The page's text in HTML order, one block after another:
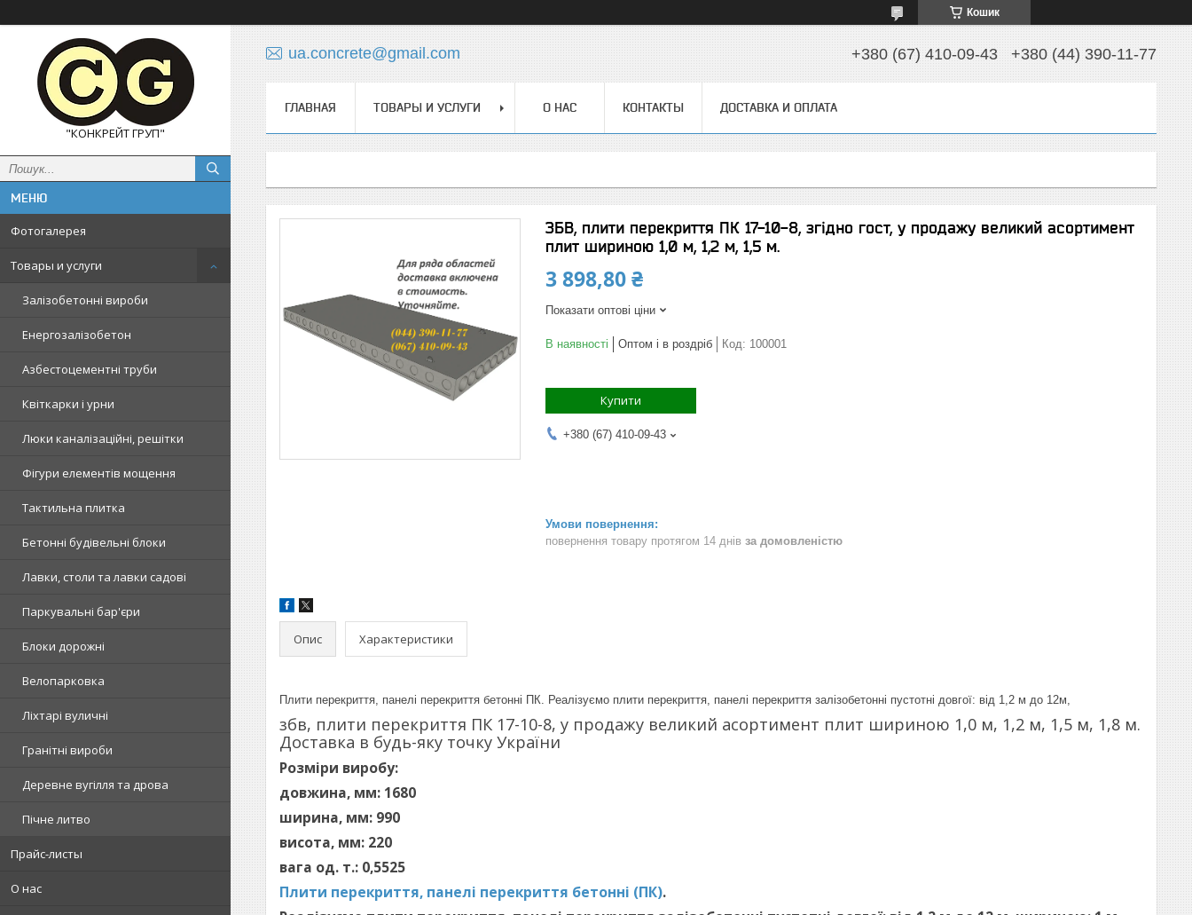
Кошик
"КОНКРЕЙТ ГРУП"
Фотогалерея
Товары и услуги
Залізобетонні вироби
Енергозалізобетон
Азбестоцементні труби
Квіткарки і урни
Люки каналізаційні, решітки
Фігури елементів мощення
Тактильна плитка
Бетонні будівельні блоки
Лавки, столи та лавки садові
Паркувальні бар'єри
Блоки дорожні
Велопарковка
Ліхтарі вуличні
Гранітні вироби
Деревне вугілля та дрова
Пічне литво
Прайс-листы
О нас
ua.concrete@gmail.com +380 (67) 410-09-43 +380 (44) 390-11-77
ГЛАВНАЯ ТОВАРЫ И УСЛУГИ О НАС КОНТАКТЫ ДОСТАВКА И ОПЛАТА
ЗБВ, плити перекриття ПК 17-10-8, згідно гост, у продажу великий асортимент
плит шириною 1,0 м, 1,2 м, 1,5 м.
3 898,80 ₴
Показати оптові ціни
В наявності Оптом і в роздріб Код: 100001
Купити
+380 (67) 410-09-43
повернення товару протягом 14 днів за домовленістю
Опис Характеристики
Плити перекриття, панелі перекриття бетонні ПК. Реалізуємо плити перекриття, панелі перекриття залізобетонні пустотні довгої: від 1,2 м до 12м,
збв, плити перекриття ПК 17-10-8, у продажу великий асортимент плит шириною 1,0 м, 1,2 м, 1,5 м, 1,8 м.
Доставка в будь-яку точку України
Розміри виробу:
довжина, мм: 1680
ширина, мм: 990
висота, мм: 220
вага од. т.: 0,5525
Плити перекриття, панелі перекриття бетонні (ПК).